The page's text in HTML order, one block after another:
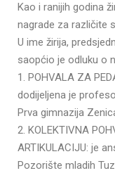
Kao i ranijih godina
nagrade za različite
U ime žirija,
saopćio je odluku o
1. POHVALA ZA
dodijeljena je
Prva gimnazija
2. KOLEKTIVNA
ARTIKULACIJU: je
Pozorište mladih